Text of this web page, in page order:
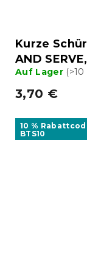
Kurze
AND
Auf Lager
3,70 €
10 %
BTS10